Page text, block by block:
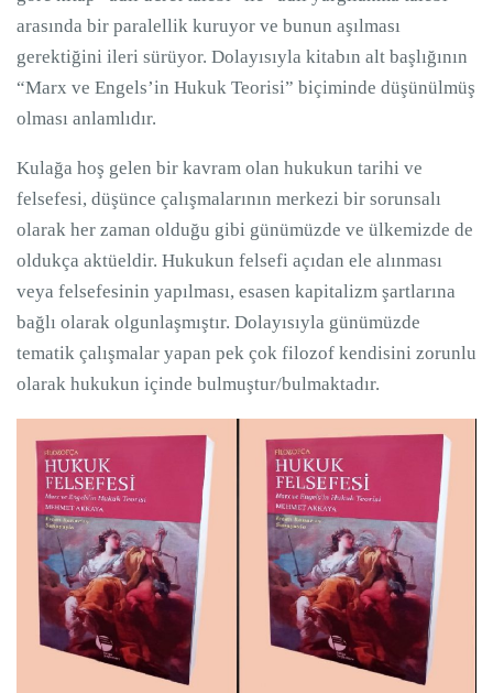
arasında bir paralellik kuruyor ve bunun aşılması
gerektiğini ileri sürüyor. Dolayısıyla kitabın alt başlığının
“Marx ve Engels’in Hukuk Teorisi” biçiminde düşünülmüş
olması anlamlıdır.
Kulağa hoş gelen bir kavram olan hukukun tarihi ve
felsefesi, düşünce çalışmalarının merkezi bir sorunsalı
olarak her zaman olduğu gibi günümüzde ve ülkemizde de
oldukça aktüeldir. Hukukun felsefi açıdan ele alınması
veya felsefesinin yapılması, esasen kapitalizm şartlarına
bağlı olarak olgunlaşmıştır. Dolayısıyla günümüzde
tematik çalışmalar yapan pek çok filozof kendisini zorunlu
olarak hukukun içinde bulmuştur/bulmaktadır.